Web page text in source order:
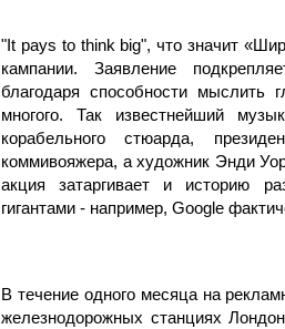
"It pays to think big", что значит
кампании. Заявление
благодаря способности мыслить
многого. Так известнейший
корабельного стюарда,
коммивояжера, а художник Энди
акция затаргивает и историю
гигантами - например, Google
В течение одного месяца на
железнодорожных станциях